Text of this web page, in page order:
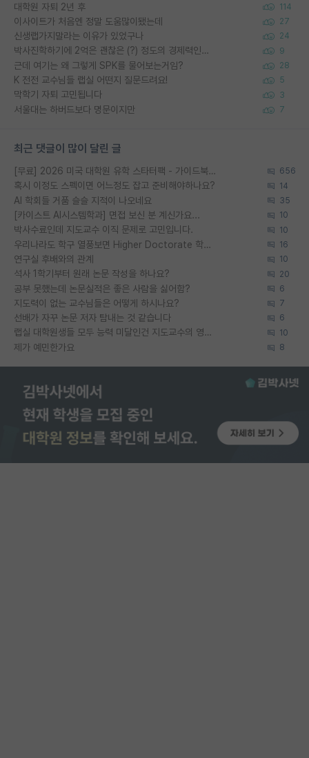
대학원 자퇴 2년 후 114
이사이트가 처음엔 정말 도움많이됐는데 27
신생랩가지말라는 이유가 있었구나 24
박사진학하기에 2억은 괜찮은 (?) 정도의 경제력인가요 9
근데 여기는 왜 그렇게 SPK를 물어보는거임? 28
K 전전 교수님들 랩실 어떤지 질문드려요! 5
막학기 자퇴 고민됩니다 3
서울대는 하버드보다 명문이지만 7
최근 댓글이 많이 달린 글
[무료] 2026 미국 대학원 유학 스타터팩 - 가이드북 & 합격자 컨택메일 템플릿 656
혹시 이정도 스펙이면 어느정도 잡고 준비해야하나요? 14
AI 학회들 거품 슬슬 지적이 나오네요 35
[카이스트 AI시스템학과] 면접 보신 분 계신가요... 10
박사수료인데 지도교수 이직 문제로 고민입니다. 10
우리나라도 학구 열풍보면 Higher Doctorate 학위가 필요하다고 봅니다. 16
연구실 후배와의 관계 10
석사 1학기부터 원래 논문 작성을 하나요? 20
공부 못했는데 논문실적은 좋은 사람을 싫어함? 6
지도력이 없는 교수님들은 어떻게 하시나요? 7
선배가 자꾸 논문 저자 탐내는 것 같습니다 6
랩실 대학원생들 모두 능력 미달인건 지도교수의 영향 아닌가? 10
제가 예민한가요 8